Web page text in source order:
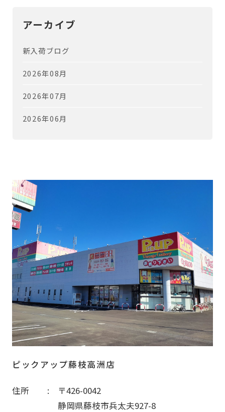
アーカイブ
新入荷ブログ
2026年08月
2026年07月
2026年06月
ピックアップ藤枝高洲店
住所
〒426-0042
静岡県藤枝市兵太夫927-8